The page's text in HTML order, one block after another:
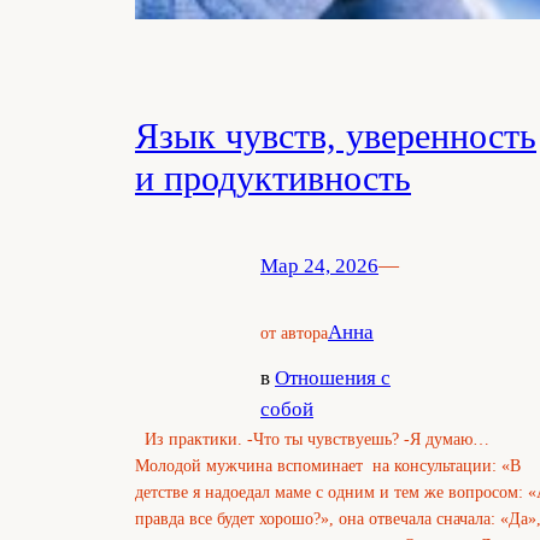
Язык чувств, уверенность
и продуктивность
Мар 24, 2026—
от автораАнна
в Отношения с
собой
Из практики. -Что ты чувствуешь? -Я думаю…
Молодой мужчина вспоминает на консультации: «В
детстве я надоедал маме с одним и тем же вопросом:
правда все будет хорошо?», она отвечала сначала: «Да»,